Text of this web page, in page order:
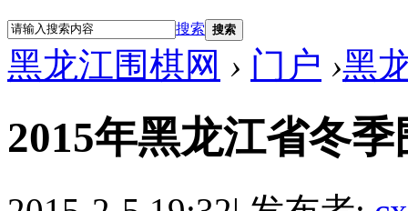
搜索 搜索
黑龙江围棋网 › 门户 ›黑
2015年黑龙江省冬